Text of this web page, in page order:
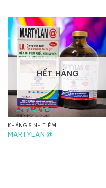
đến
181.500 ₫
HẾT HÀNG
KHÁNG SINH TIÊM
MARTYLAN @